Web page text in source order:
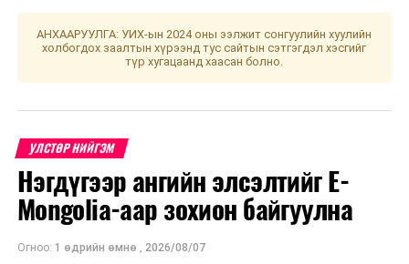
·Органик
бүтээгдэхүүний тухай
хуулийн төсөл болон
хамт өргөн
төслүүд
Хурлын гишүүн
Ч.Ундрам нарын 6
гишүүн 2023.03.16-ны
АНХААРУУЛГА: УИХ-ын 2024 оны ээлжит сонгуулийн хуулийн
холбогдох заалтын хүрээнд тус сайтын сэтгэгдэл хэсгийг
түр хугацаанд хаасан болно.
УЛСТӨР НИЙГЭМ
Нэгдүгээр ангийн элсэлтийг E-
Mongolia-аар зохион байгуулна
Огноо: 1 өдрийн өмнө , 2026/08/07